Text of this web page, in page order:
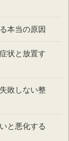
本当の原因
状と放置す
敗しない整
と悪化する